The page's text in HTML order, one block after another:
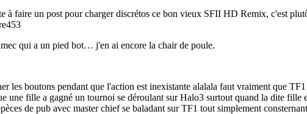
à faire un post pour charger discrétos ce bon vieux SFII HD Remix, c'est
qui a un pied bot… j'en ai encore la chair de poule.
les boutons pendant que l'action est inexistante alalala faut vraiment que
une fille a gagné un tournoi se déroulant sur Halo3 surtout quand la dite fille
de pub avec master chief se baladant sur TF1 tout simplement